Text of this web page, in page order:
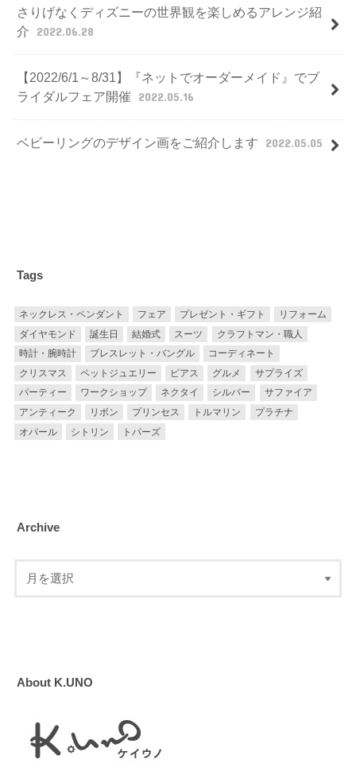
さりげなくディズニーの世界観を楽しめるアレンジ紹
介
2022.06.28
【2022/6/1～8/31】『ネットでオーダーメイド』でブ
ライダルフェア開催
2022.05.16
ベビーリングのデザイン画をご紹介します 2022.05.05
Tags
ネックレス・ペンダント フェア プレゼント・ギフト
リフォーム
ダイヤモンド
誕生日 結婚式 スーツ
クラフトマン・職人
時計・腕時計
ブレスレット・バングル
コーディネート
クリスマス
ペットジュエリー ピアス グルメ
サプライズ
パーティー
ワークショップ ネクタイ シルバー
サファイア
アンティーク
リボン プリンセス トルマリン
プラチナ
オパール
シトリン トパーズ
Archive
About K.UNO